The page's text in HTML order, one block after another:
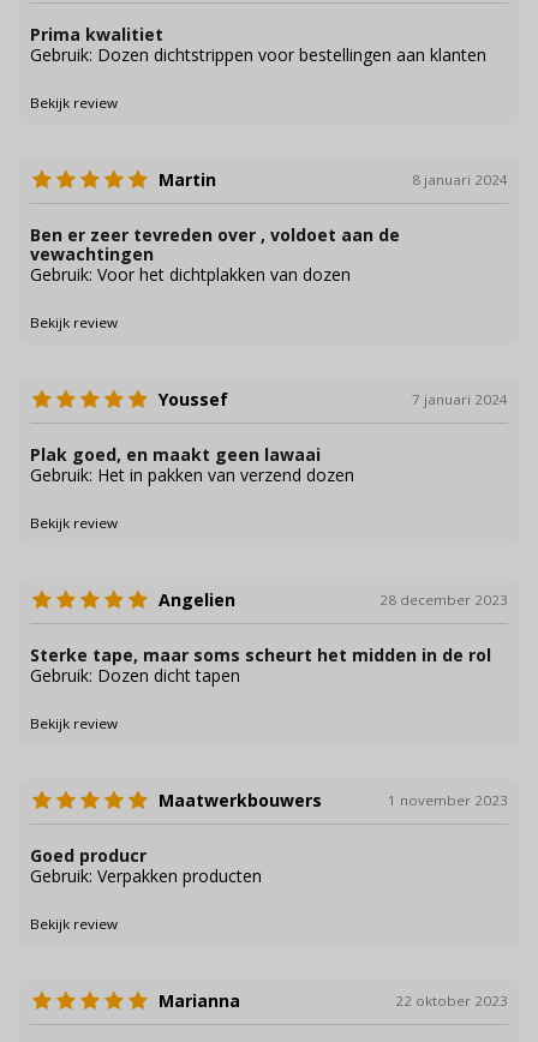
Prima kwalitiet
Gebruik: Dozen dichtstrippen voor bestellingen aan klanten
Bekijk review
Martin 8 januari 2024
Ben er zeer tevreden over , voldoet aan de
vewachtingen
Gebruik: Voor het dichtplakken van dozen
Bekijk review
Youssef 7 januari 2024
Plak goed, en maakt geen lawaai
Gebruik: Het in pakken van verzend dozen
Bekijk review
Angelien 28 december 2023
Sterke tape, maar soms scheurt het midden in de rol
Gebruik: Dozen dicht tapen
Bekijk review
Maatwerkbouwers 1 november 2023
Goed producr
Gebruik: Verpakken producten
Bekijk review
Marianna 22 oktober 2023